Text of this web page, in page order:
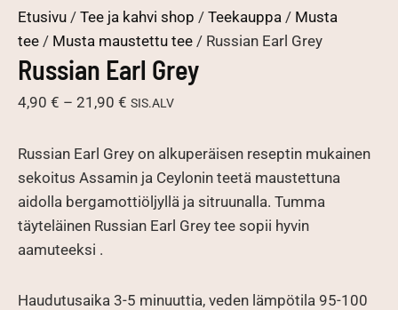
Etusivu / Tee ja kahvi shop / Teekauppa / Musta
tee / Musta maustettu tee / Russian Earl Grey
Russian Earl Grey
4,90 € – 21,90 € Hintaluokka:
-
21,90 €
SIS.ALV
Russian Earl Grey on alkuperäisen reseptin mukainen
sekoitus Assamin ja Ceylonin teetä maustettuna
aidolla bergamottiöljyllä ja sitruunalla. Tumma
täyteläinen Russian Earl Grey tee sopii hyvin
aamuteeksi .
Haudutusaika 3-5 minuuttia, veden lämpötila 95-100